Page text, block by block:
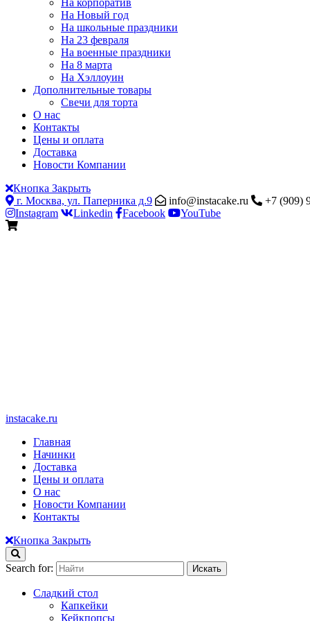
На корпоратив
На Новый год
На школьные праздники
На 23 февраля
На военные праздники
На 8 марта
На Хэллоуин
Дополнительные товары
Свечи для торта
О нас
Контакты
Цены и оплата
Доставка
Новости Компании
Кнопка Закрыть
г. Москва, ул. Паперника д.9
info@instacake.ru
+7 (909)
Instagram
Linkedin Facebook YouTube
instacake.ru
Главная
Начинки
Доставка
Цены и оплата
О нас
Новости Компании
Контакты
Кнопка Закрыть
Search for:
Сладкий стол
Капкейки
Кейкпопсы